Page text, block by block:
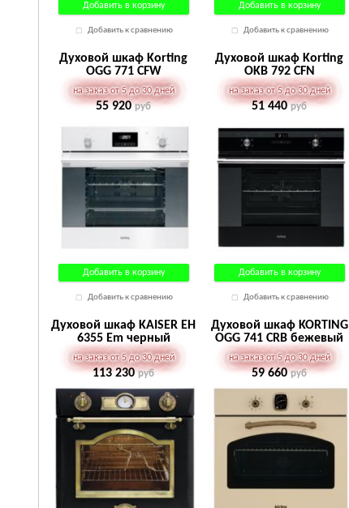
Добавить в корзину
Добавить к сравнению
Добавить в корзину
Добавить к сравнению
Духовой шкаф Korting
OGG 771 CFW
на заказ от 5 до 30 дней
55 920руб
Добавить в корзину
Добавить к сравнению
Духовой шкаф Korting
OKB 792 CFN
на заказ от 5 до 30 дней
51 440руб
Добавить в корзину
Добавить к сравнению
Духовой шкаф KAISER EH
6355 Em черный
на заказ от 5 до 30 дней
113 230руб
Духовой шкаф KORTING
OGG 741 CRB бежевый
на заказ от 5 до 30 дней
59 660руб